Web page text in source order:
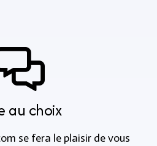
au choix
se fera le plaisir de vous